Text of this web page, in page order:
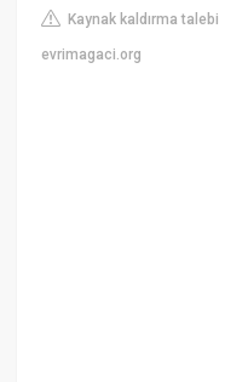
Kaynak kaldırma talebi
evrimagaci.org